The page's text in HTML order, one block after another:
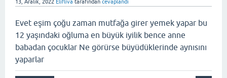
13, Aralık, 2022 Elifliva tarafından cevaplandı
Evet eşim çoğu zaman mutfağa girer yemek yapar bu
12 yaşındaki oğluma en büyük iyilik bence anne
babadan çocuklar Ne görürse büyüdüklerinde aynısını
yaparlar